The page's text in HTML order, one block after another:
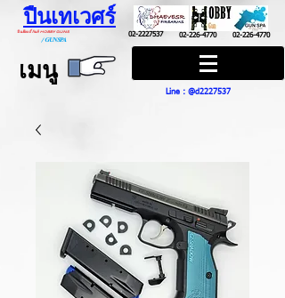
ปืนเทเวศร์
ปืนฮ๊อบบี้ กันส์ HOBBY GUNS
/GUN SPA
02-2227537 02-226-4770 02-226-4770
เมนู
Line : @d2227537